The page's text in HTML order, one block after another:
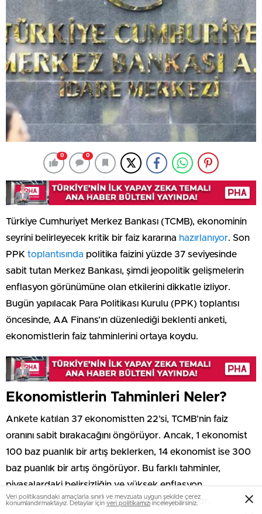
0 0
Türkiye Cumhuriyet Merkez Bankası (TCMB), ekonominin
seyrini belirleyecek kritik bir faiz kararına hazırlanıyor. Son
PPK toplantısında politika faizini yüzde 37 seviyesinde
sabit tutan Merkez Bankası, şimdi jeopolitik gelişmelerin
enflasyon görünümüne olan etkilerini dikkatle izliyor.
Bugün yapılacak Para Politikası Kurulu (PPK) toplantısı
öncesinde, AA Finans’ın düzenlediği beklenti anketi,
ekonomistlerin faiz tahminlerini ortaya koydu.
Ekonomistlerin Tahminleri Neler?
Ankete katılan 37 ekonomistten 22’si, TCMB’nin faiz
oranını sabit bırakacağını öngörüyor. Ancak, 1 ekonomist
100 baz puanlık bir artış beklerken, 14 ekonomist ise 300
baz puanlık bir artış öngörüyor. Bu farklı tahminler,
piyasalardaki belirsizliğin ve yüksek enflasyon
endişelerinin bir yansıması olarak dikkat çekiyor.
Veri politikasındaki amaçlarla sınırlı ve mevzuata uygun şekilde çerez
konumlandırmaktayız. Detaylar için veri politikamızı inceleyebilirsiniz.